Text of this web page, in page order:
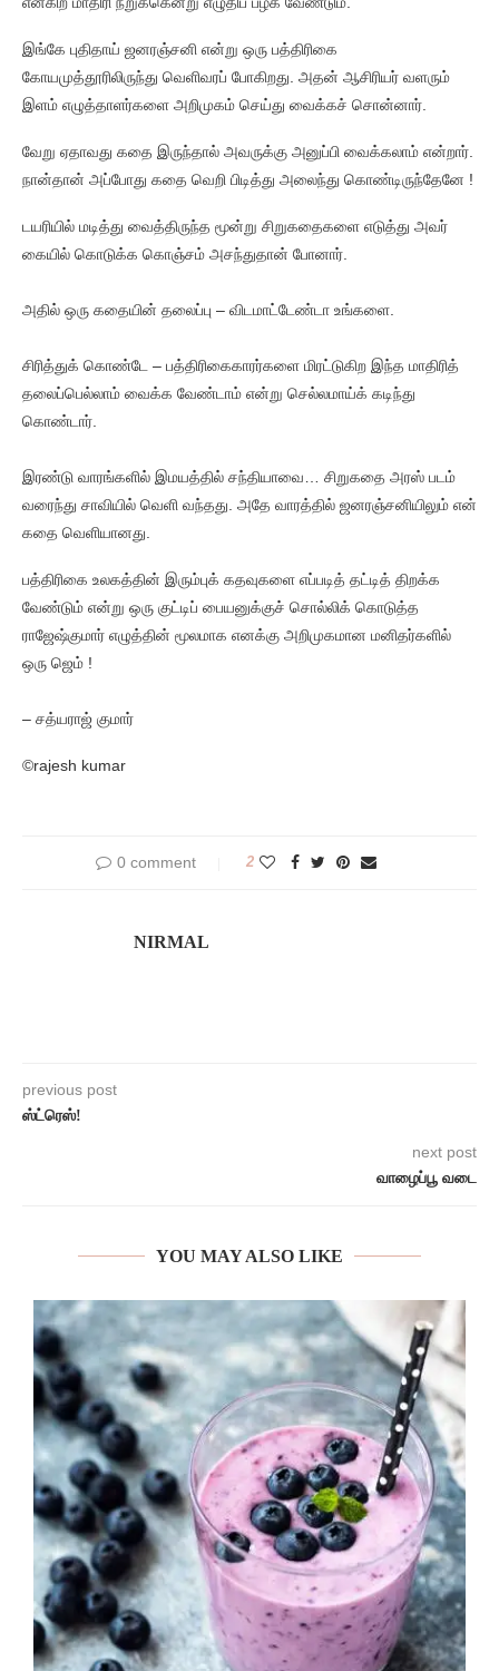
இங்கே புதிதாய் ஜனரஞ்சனி என்று ஒரு பத்திரிகை
கோயமுத்தூரிலிருந்து வெளிவரப் போகிறது. அதன் ஆசிரியர் வளரும்
இளம் எழுத்தாளர்களை அறிமுகம் செய்து வைக்கச் சொன்னார்.
வேறு ஏதாவது கதை இருந்தால் அவருக்கு அனுப்பி வைக்கலாம் என்றார்.
நான்தான் அப்போது கதை வெறி பிடித்து அலைந்து கொண்டிருந்தேனே !
டயரியில் மடித்து வைத்திருந்த மூன்று சிறுகதைகளை எடுத்து அவர்
கையில் கொடுக்க கொஞ்சம் அசந்துதான் போனார்.
அதில் ஒரு கதையின் தலைப்பு – விடமாட்டேண்டா உங்களை.
சிரித்துக் கொண்டே – பத்திரிகைகாரர்களை மிரட்டுகிற இந்த மாதிரித்
தலைப்பெல்லாம் வைக்க வேண்டாம் என்று செல்லமாய்க் கடிந்து
கொண்டார்.
இரண்டு வாரங்களில் இமயத்தில் சந்தியாவை… சிறுகதை அரஸ் படம்
வரைந்து சாவியில் வெளி வந்தது. அதே வாரத்தில் ஜனரஞ்சனியிலும் என்
கதை வெளியானது.
பத்திரிகை உலகத்தின் இரும்புக் கதவுகளை எப்படித் தட்டித் திறக்க
வேண்டும் என்று ஒரு குட்டிப் பையனுக்குச் சொல்லிக் கொடுத்த
ராஜேஷ்குமார் எழுத்தின் மூலமாக எனக்கு அறிமுகமான மனிதர்களில்
ஒரு ஜெம் !
– சத்யராஜ் குமார்
©rajesh kumar
0 comment 2
NIRMAL
previous post
ஸ்ட்ரெஸ்!
next post
வாழைப்பூ வடை
YOU MAY ALSO LIKE